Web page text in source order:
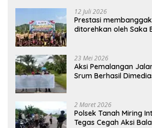
12 Juli 2026
Prestasi
ditorehkan oleh Saka
23 Mei 2026
Aksi Pemalangan
Srum Berhasil
2 Maret 2026
Polsek Tanah Miring
Tegas Cegah Aksi